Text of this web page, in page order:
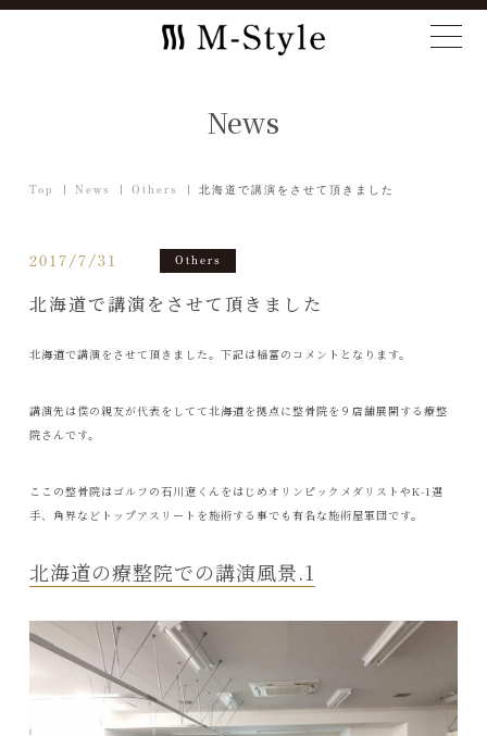
News
Top News Others 北海道で講演をさせて頂きました
2017/7/31 Others
北海道で講演をさせて頂きました
北海道で講演をさせて頂きました。下記は稲冨のコメントとなります。
講演先は僕の親友が代表をしてて北海道を拠点に整骨院を９店舗展開する療整
院さんです。
ここの整骨院はゴルフの石川遼くんをはじめオリンピックメダリストやK-1選
手、角界などトップアスリートを施術する事でも有名な施術屋軍団です。
北海道の療整院での講演風景.1